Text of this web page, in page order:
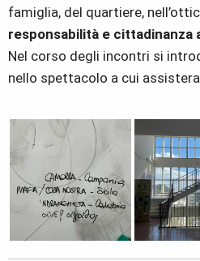
famiglia, del quartiere,
responsabilità e cittadinanza
Nel corso degli incontri si
nello spettacolo a cui